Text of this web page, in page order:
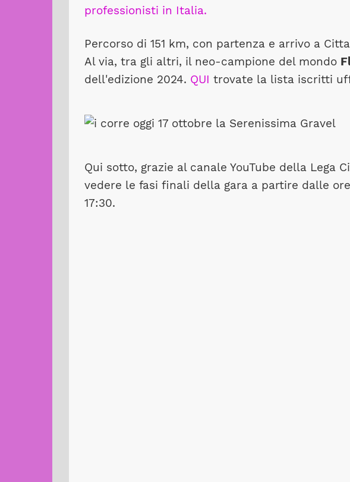
professionisti in Italia.
Percorso di 151 km, con partenza e arrivo a
Al via, tra gli altri, il neo-campione del mondo
dell'edizione 2024. QUI trovate la lista iscritti
Qui sotto, grazie al canale YouTube della Lega
vedere le fasi finali della gara a partire dalle
17:30.